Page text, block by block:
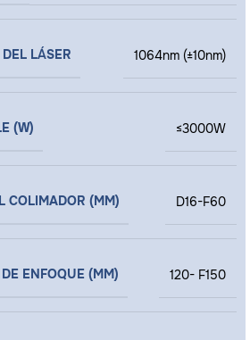
LÁSER 1064nm (±10nm)
(W) ≤3000W
COLIMADOR (MM) D16-F60
ENFOQUE (MM) 120- F150